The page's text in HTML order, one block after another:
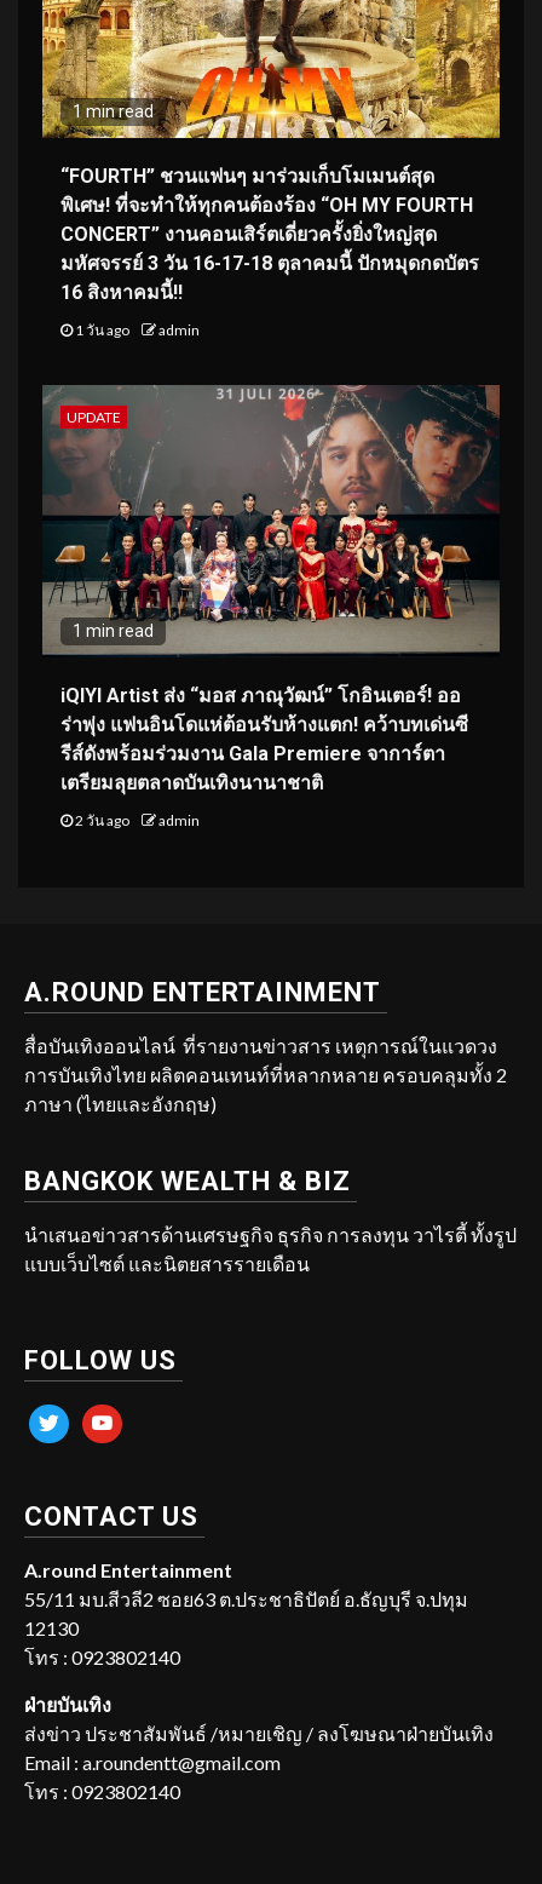
1 min read
“FOURTH” ชวนแฟนๆ มาร่วมเก็บโมเมนต์สุด
พิเศษ! ที่จะทำให้ทุกคนต้องร้อง “OH MY FOURTH
CONCERT” งานคอนเสิร์ตเดี่ยวครั้งยิ่งใหญ่สุด
มหัศจรรย์ 3 วัน 16-17-18 ตุลาคมนี้ ปักหมุดกดบัตร
16 สิงหาคมนี้!!
1 วัน ago admin
UPDATE
1 min read
iQIYI Artist ส่ง “มอส ภาณุวัฒน์” โกอินเตอร์! ออ
ร่าพุ่ง แฟนอินโดแห่ต้อนรับห้างแตก! คว้าบทเด่นซี
รีส์ดังพร้อมร่วมงาน Gala Premiere จาการ์ตา
เตรียมลุยตลาดบันเทิงนานาชาติ
2 วัน ago admin
A.ROUND ENTERTAINMENT
สื่อบันเทิงออนไลน์ ที่รายงานข่าวสาร เหตุการณ์ในแวดวง
การบันเทิงไทย ผลิตคอนเทนท์ที่หลากหลาย ครอบคลุมทั้ง 2
ภาษา (ไทยและอังกฤษ)
BANGKOK WEALTH & BIZ
นำเสนอข่าวสารด้านเศรษฐกิจ ธุรกิจ การลงทุน วาไรตี้ ทั้งรูป
แบบเว็บไซต์ และนิตยสารรายเดือน
FOLLOW US
twitter youtube
CONTACT US
A.round Entertainment
55/11 มบ.สีวลี2 ซอย63 ต.ประชาธิปัตย์ อ.ธัญบุรี จ.ปทุม
12130
โทร : 0923802140
ฝ่ายบันเทิง
ส่งข่าว ประชาสัมพันธ์ /หมายเชิญ / ลงโฆษณาฝ่ายบันเทิง
Email : a.roundentt@gmail.com
โทร : 0923802140